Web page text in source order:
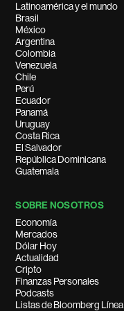
Latinoamérica y el mundo
Brasil
México
Argentina
Colombia
Venezuela
Chile
Perú
Ecuador
Panamá
Uruguay
Costa Rica
El Salvador
República Dominicana
Guatemala
SOBRE NOSOTROS
Economía
Mercados
Dólar Hoy
Actualidad
Cripto
Finanzas Personales
Podcasts
Listas de Bloomberg Línea